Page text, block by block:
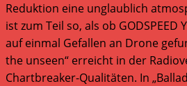
Reduktion eine unglaublich
ist zum Teil so, als ob GODSPEED
auf einmal Gefallen an Drone
the unseen“ erreicht in der
Chartbreaker-Qualitäten. In